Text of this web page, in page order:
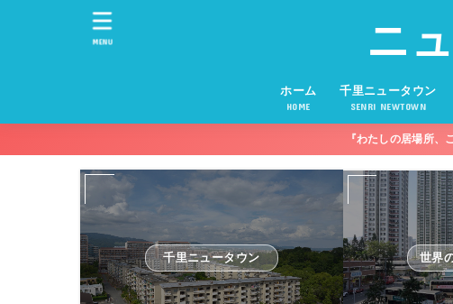
ニ
ホーム
HOME
千里ニュータウン
SENRI NEWTOWN
MENU
『わたしの居場所
千里ニュータウン 世界